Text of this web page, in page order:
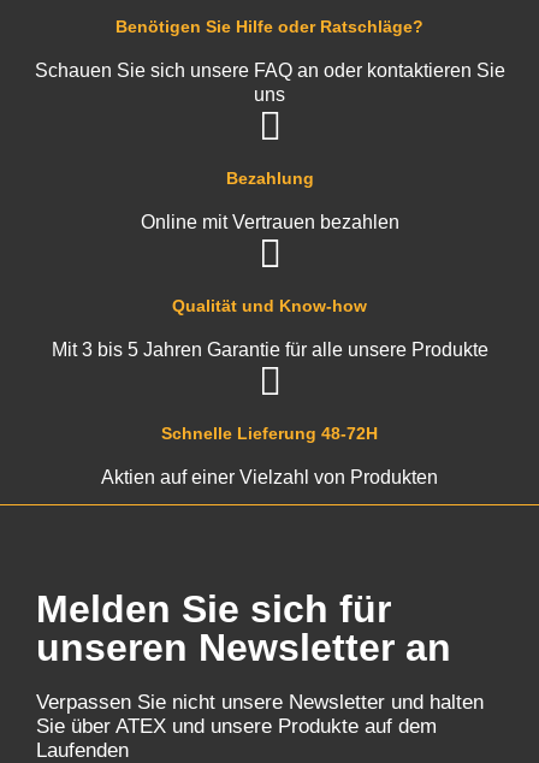
Schnelle Lieferung 48-72H
Aktien auf einer Vielzahl von Produkten
Qualität und Know-how
Mit 3 bis 5 Jahren Garantie für alle unsere Produkte
Bezahlung
Online mit Vertrauen bezahlen
Benötigen Sie Hilfe oder Ratschläge?
Schauen Sie sich unsere FAQ an oder kontaktieren Sie
uns
Melden Sie sich für
unseren Newsletter an
Verpassen Sie nicht unsere Newsletter und halten
Sie über ATEX und unsere Produkte auf dem
Laufenden